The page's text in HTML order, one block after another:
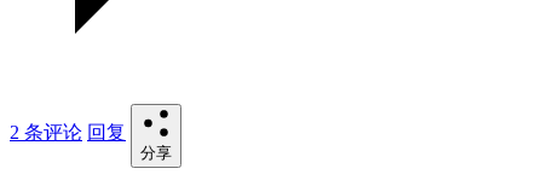
2 条评论 回复
分享